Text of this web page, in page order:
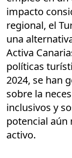
impacto
regional, el
una
Activa
políticas
2024, se han
sobre la
inclusivos y
potencial aún
activo.